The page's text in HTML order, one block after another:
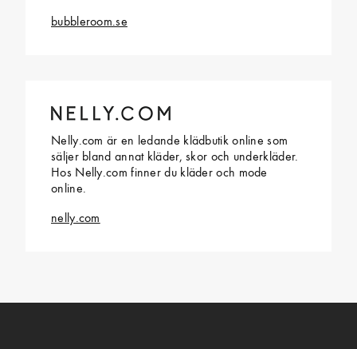
bubbleroom.se
Nelly.com är en ledande klädbutik online som
säljer bland annat kläder, skor och underkläder.
Hos Nelly.com finner du kläder och mode
online.
nelly.com